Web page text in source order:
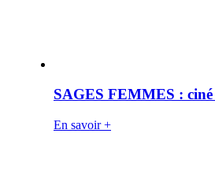
SAGES FEMMES :
En savoir +